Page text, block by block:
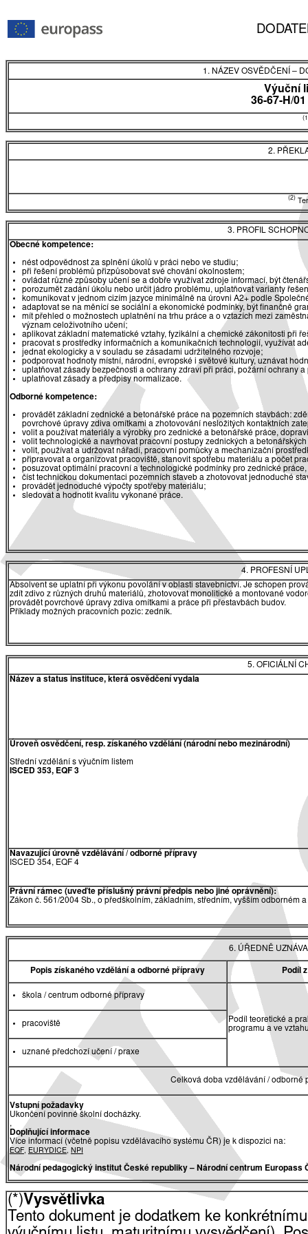
1. NÁZEV OSVĚDČENÍ –
Výuční
36-67-H/
2.
(2)
3. PROFIL
Obecné kompetence:
nést odpovědnost za splnění úkolů v práci nebo ve studiu;
při řešení problémů přizpůsobovat své chování okolnostem;
ovládat různé způsoby učení se a dobře využívat zdroje informací, být
porozumět zadání úkolu nebo určit jádro problému, uplatňovat varianty
komunikovat v jednom cizím jazyce minimálně na úrovni A2+ podle
adaptovat se na měnící se sociální a ekonomické podmínky, být finančně
mít přehled o možnostech uplatnění na trhu práce a o vztazích mezi
význam celoživotního učení;
aplikovat základní matematické vztahy, fyzikální a chemické zákonitosti při
pracovat s prostředky informačních a komunikačních technologií, využívat
jednat ekologicky a v souladu se zásadami udržitelného rozvoje;
podporovat hodnoty místní, národní, evropské i světové kultury, uznávat
uplatňovat zásady bezpečnosti a ochrany zdraví při práci, požární ochrany
uplatňovat zásady a předpisy normalizace.
Odborné kompetence:
provádět základní zednické a betonářské práce na pozemních stavbách:
povrchové úpravy zdiva omítkami a zhotovování nesložitých kontaktních
volit a používat materiály a výrobky pro zednické a betonářské práce,
volit technologické a navrhovat pracovní postupy zednických a
volit, používat a udržovat nářadí, pracovní pomůcky a mechanizační
připravovat a organizovat pracoviště, stanovit spotřebu materiálu a počet
posuzovat optimální pracovní a technologické podmínky pro zednické
číst technickou dokumentaci pozemních staveb a zhotovovat jednoduché
provádět jednoduché výpočty spotřeby materiálu;
sledovat a hodnotit kvalitu vykonané práce.
4. PROFESNÍ
Absolvent se uplatní při výkonu povolání v oblasti stavebnictví. Je schopen
zdít zdivo z různých druhů materiálů, zhotovovat monolitické a montované
provádět povrchové úpravy zdiva omítkami a práce při přestavbách budov.
Příklady možných pracovních pozic: zedník.
5. OFICIÁLNÍ
Název a status instituce, která osvědčení vydala
Úroveň osvědčení, resp. získaného vzdělání (národní nebo mezinárodní)
Střední vzdělání s výučním listem
ISCED 353, EQF 3
Navazující úrovně vzdělávání / odborné přípravy
ISCED 354, EQF 4
Právní rámec (uveďte příslušný právní předpis nebo jiné oprávnění):
Zákon č. 561/2004 Sb., o předškolním, základním, středním, vyšším
6. ÚŘEDNĚ
Popis získaného vzdělání a odborné přípravy Podíl
škola / centrum odborné přípravy
Podíl teoretické a
programu a ve
pracoviště
uznané předchozí učení / praxe
Celková doba vzdělávání /
Vstupní požadavky
Ukončení povinné školní docházky.
,
Doplňující informace
Více informací (včetně popisu vzdělávacího systému ČR) je k dispozici na:
EQF, EURYDICE, NPI
Národní pedagogický institut České republiky– Národní centrum Europass
(*)Vysvětlivka
Tento dokument je dodatkem ke